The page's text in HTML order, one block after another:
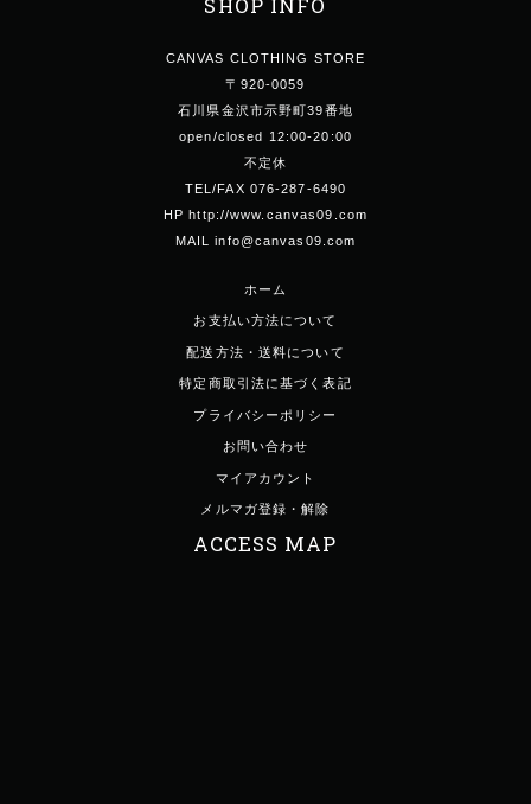
CANVAS CLOTHING STORE
〒920-0059
石川県金沢市示野町39番地
open/closed 12:00-20:00
不定休
TEL/FAX 076-287-6490
HP http://www.canvas09.com
MAIL info@canvas09.com
ホーム
お支払い方法について
配送方法・送料について
特定商取引法に基づく表記
プライバシーポリシー
お問い合わせ
マイアカウント
メルマガ登録・解除
ACCESS MAP